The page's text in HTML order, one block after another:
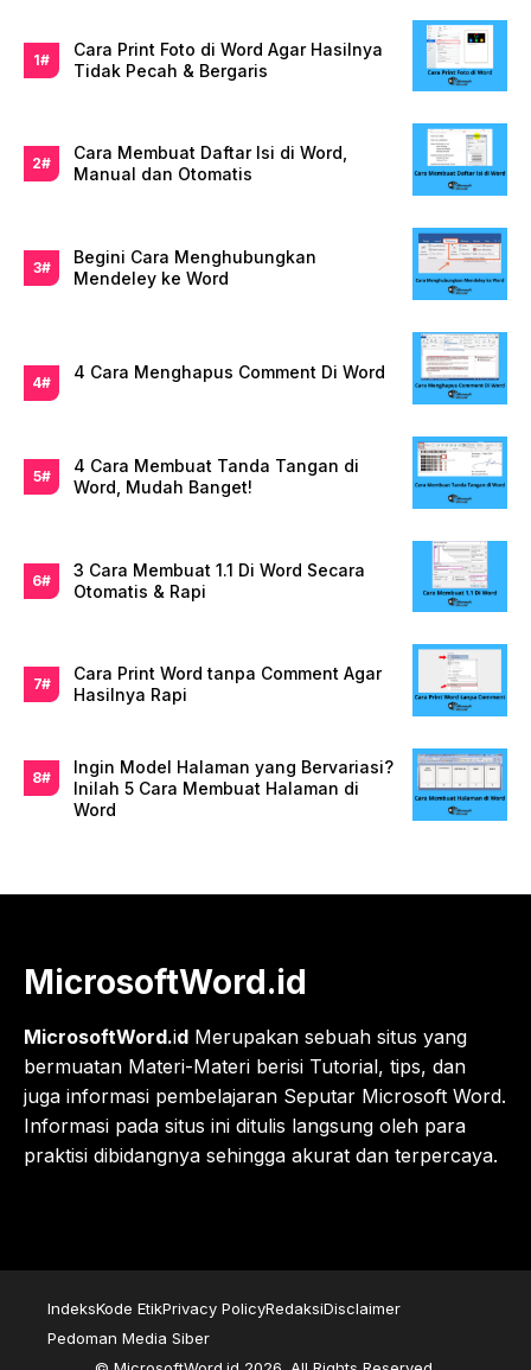
Cara Print Foto di Word Agar Hasilnya
Tidak Pecah & Bergaris
Cara Membuat Daftar Isi di Word,
Manual dan Otomatis
Begini Cara Menghubungkan
Mendeley ke Word
4 Cara Menghapus Comment Di Word
4 Cara Membuat Tanda Tangan di
Word, Mudah Banget!
3 Cara Membuat 1.1 Di Word Secara
Otomatis & Rapi
Cara Print Word tanpa Comment Agar
Hasilnya Rapi
Ingin Model Halaman yang Bervariasi?
Inilah 5 Cara Membuat Halaman di
Word
MicrosoftWord.id
MicrosoftWord.id Merupakan sebuah situs yang
bermuatan Materi-Materi berisi Tutorial, tips, dan
juga informasi pembelajaran Seputar Microsoft Word.
Informasi pada situs ini ditulis langsung oleh para
praktisi dibidangnya sehingga akurat dan terpercaya.
IndeksKode EtikPrivacy PolicyRedaksiDisclaimer
Pedoman Media Siber